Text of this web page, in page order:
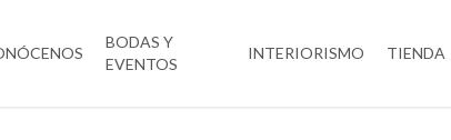
BODAS Y
EVENTOS
INTERIORISMO TIENDA